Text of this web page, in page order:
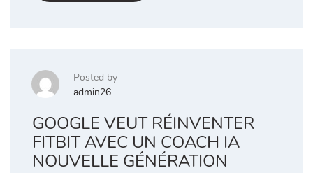
Posted by
admin26
GOOGLE VEUT RÉINVENTER
FITBIT AVEC UN COACH IA
NOUVELLE GÉNÉRATION